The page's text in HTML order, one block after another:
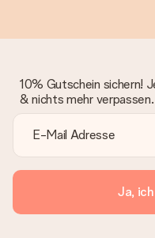
10% Gutschein sichern!
& nichts mehr verpassen.
Ja,